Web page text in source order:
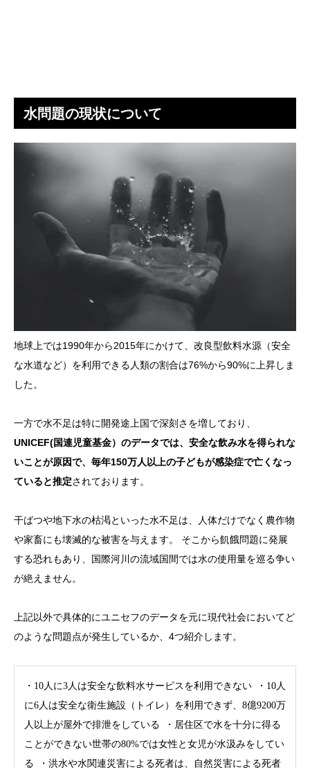
水問題の現状について
地球上では1990年から2015年にかけて、改良型飲料水源（安全
な水道など）を利用できる人類の割合は76%から90%に上昇しま
した。
一方で水不足は特に開発途上国で深刻さを増しており、
UNICEF(国連児童基金）のデータでは、安全な飲み水を得られな
いことが原因で、毎年150万人以上の子どもが感染症で亡くなっ
ていると推定されております。
干ばつや地下水の枯渇といった水不足は、人体だけでなく農作物
や家畜にも壊滅的な被害を与えます。 そこから飢餓問題に発展
する恐れもあり、国際河川の流域国間では水の使用量を巡る争い
が絶えません。
上記以外で具体的にユニセフのデータを元に現代社会においてど
のような問題点が発生しているか、4つ紹介します。
・10人に3人は安全な飲料水サービスを利用できない ・10人
に6人は安全な衛生施設（トイレ）を利用できず、8億9200万
人以上が屋外で排泄をしている ・居住区で水を十分に得る
ことができない世帯の80%では女性と女児が水汲みをしてい
る ・洪水や水関連災害による死者は、自然災害による死者